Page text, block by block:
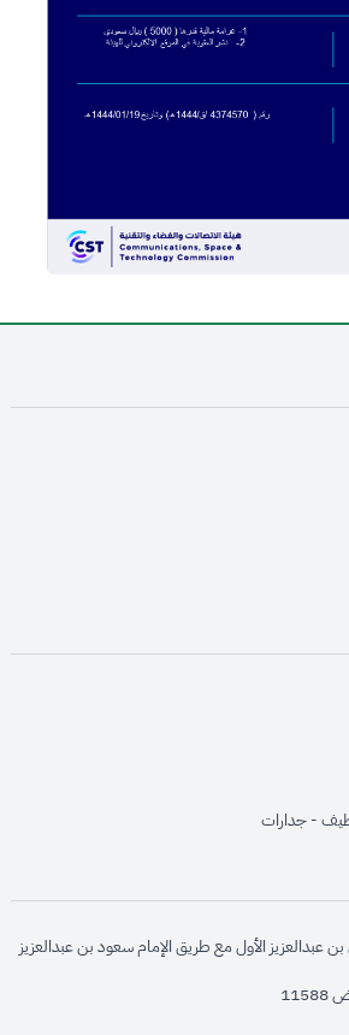
opens in
opens
opens in
opens in new
opens in
opens in
opens in
opens
opens in
opens in new
- جداراتopens in new window
عبدالعزيز الأول مع طريق الإمام سعود بن عبدالعزيز